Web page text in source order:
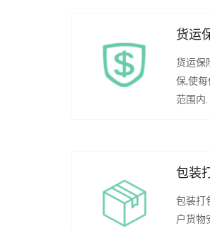
货运
货运保
保,使
范围内.
包装
包装打
户货物